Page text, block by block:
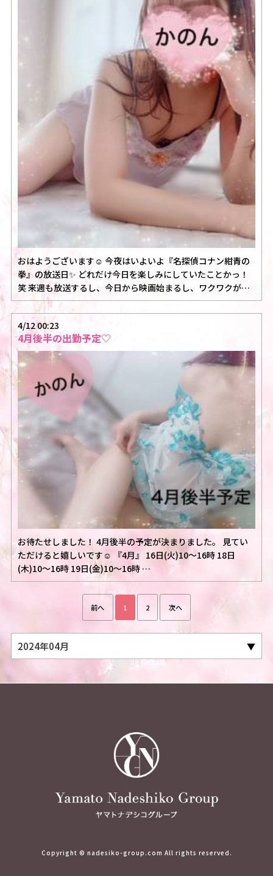
おはようございます☺️ 今夜はいよいよ『名探偵コナン紺青の
拳』の放送日✨ どれだけ今日を楽しみにしていたことかっ！
笑 来週も放送するし、今日から映画始まるし、ワクワクが止
ま…
4/12 00:23
4月後半の出勤予定♡
お待たせしました！ 4月後半の予定が決まりました。 見てい
ただけると嬉しいです☺️ 『4月』 16日(火)10〜16時 18日
(木)10〜16時 19日(金)10〜16時 …
前へ 1 2 次へ
Copyright © nadesiko-group.com All rights reserved.